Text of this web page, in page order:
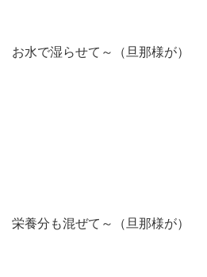
お水で湿らせて～（旦那様が）
栄養分も混ぜて～（旦那様が）